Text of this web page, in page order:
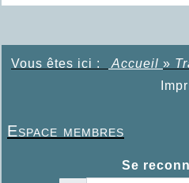
Vous êtes ici : Accueil »
Espace membres
Se